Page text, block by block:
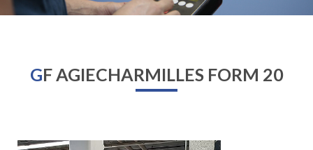
GF AGIECHARMILLES FORM 20